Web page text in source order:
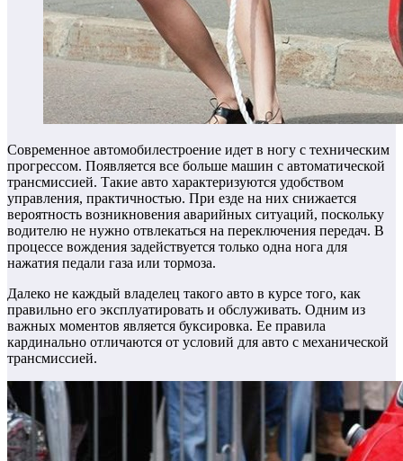
Современное автомобилестроение идет в ногу с техническим
прогрессом. Появляется все больше машин с автоматической
трансмиссией. Такие авто характеризуются удобством
управления, практичностью. При езде на них снижается
вероятность возникновения аварийных ситуаций, поскольку
водителю не нужно отвлекаться на переключения передач. В
процессе вождения задействуется только одна нога для
нажатия педали газа или тормоза.
Далеко не каждый владелец такого авто в курсе того, как
правильно его эксплуатировать и обслуживать. Одним из
важных моментов является буксировка. Ее правила
кардинально отличаются от условий для авто с механической
трансмиссией.